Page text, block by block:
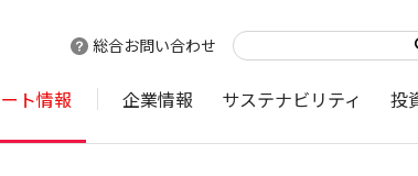
総合お問い合わせ
ト情報 企業情報 サステナビリティ 投